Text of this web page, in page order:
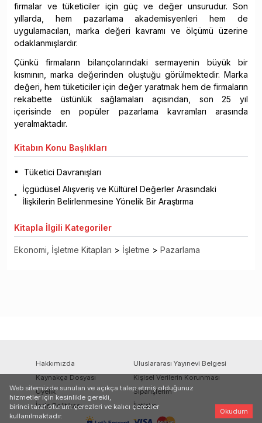
firmalar ve tüketiciler için güç ve değer unsurudur. Son
yıllarda, hem pazarlama akademisyenleri hem de
uygulamacıları, marka değeri kavramı ve ölçümü üzerine
odaklanmışlardır.
Çünkü firmaların bilançolarındaki sermayenin büyük bir
kısmının, marka değerinden oluştuğu görülmektedir. Marka
değeri, hem tüketiciler için değer yaratmak hem de firmaların
rekabette üstünlük sağlamaları açısından, son 25 yıl
içerisinde en popüler pazarlama kavramları arasında
yeralmaktadır.
Kitabın Konu Başlıkları
Tüketici Davranışları
İçgüdüsel Alışveriş ve Kültürel Değerler Arasındaki
İlişkilerin Belirlenmesine Yönelik Bir Araştırma
Kitapla İlgili Kategoriler
Ekonomi, İşletme Kitapları > İşletme > Pazarlama
Hakkımızda
Uluslararası Yayınevi Belgesi
Kaynakça Dosyası
Kişisel Verilerin Korunması
Üyelik
Siparişlerim
İade Politikası
İletişim
Web sitemizde sunulan ve açıkça talep etmiş olduğunuz
hizmetler için kesinlikle gerekli,
birinci taraf oturum çerezleri ve kalıcı çerezler
kullanılmaktadır.
Okudum